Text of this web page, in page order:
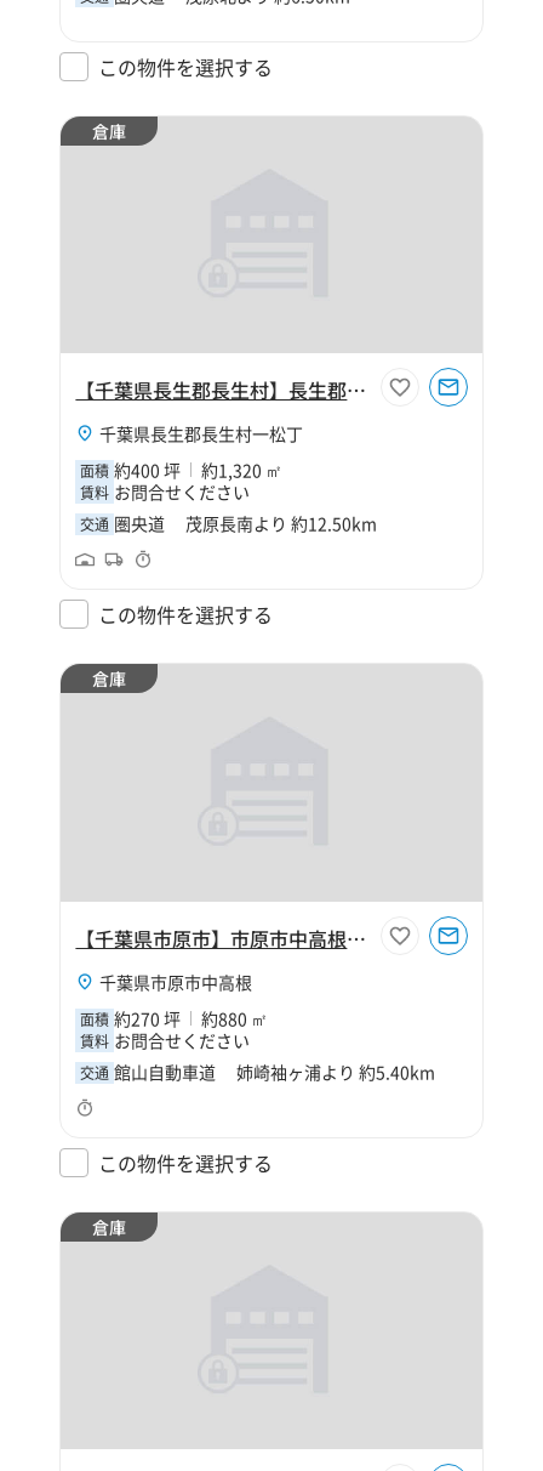
この物件を選択する
倉庫
【千葉県長生郡長生村】長生郡長生村一松丁400坪倉庫
千葉県長生郡長生村一松丁
面積 約400 坪 約1,320 ㎡
賃料 お問合せください
交通 圏央道 茂原長南より 約12.50km
この物件を選択する
倉庫
【千葉県市原市】市原市中高根270坪倉庫
千葉県市原市中高根
面積 約270 坪 約880 ㎡
賃料 お問合せください
交通 館山自動車道 姉崎袖ヶ浦より 約5.40km
この物件を選択する
倉庫